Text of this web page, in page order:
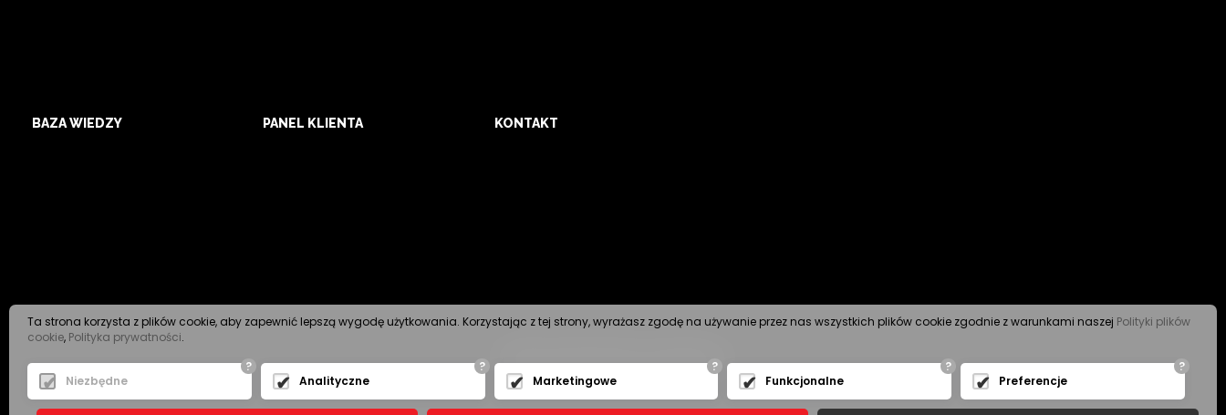
BAZA WIEDZY PANEL KLIENTA KONTAKT
Ta strona korzysta z plików cookie, aby zapewnić lepszą wygodę użytkowania. Korzystając z tej strony, wyrażasz zgodę na używanie przez nas wszystkich plików cookie zgodnie z warunkami naszej Polityki plików
cookie, Polityka prywatności.
?
Niezbędne
?
Analityczne
?
Marketingowe
?
Funkcjonalne
?
Preferencje